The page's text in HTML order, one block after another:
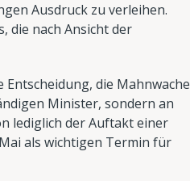
Ausdruck zu verleihen.
die nach Ansicht der
die Mahnwache
Minister, sondern an
lediglich der Auftakt einer
als wichtigen Termin für